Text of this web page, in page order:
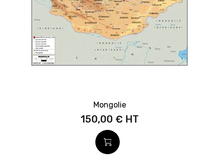
Mongolie
150,00 €